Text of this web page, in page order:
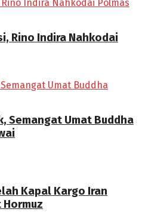
Rino Indira Nahkodai
Semangat Umat Buddha
Kapal Kargo Iran